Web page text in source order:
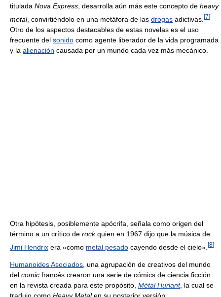
titulada Nova Express , desarrolla aún más este concepto de heavy
metal, convirtiéndolo en una metáfora de las drogas adictivas. [7]
Otro de los aspectos destacables de estas novelas es el uso
frecuente del sonido como agente liberador de la vida programada
y la alienación causada por un mundo cada vez más mecánico.
Otra hipótesis, posiblemente apócrifa, señala como origen del
término a un crítico de rockquien en 1967 dijo que la música de
Jimi Hendrix era «como metal pesado cayendo desde el cielo». [8]
Humanoides Asociados, una agrupación de creativos del mundo
del comic francés crearon una serie de cómics de ciencia ficción
en la revista creada para este propósito, Métal Hurlant, la cual se